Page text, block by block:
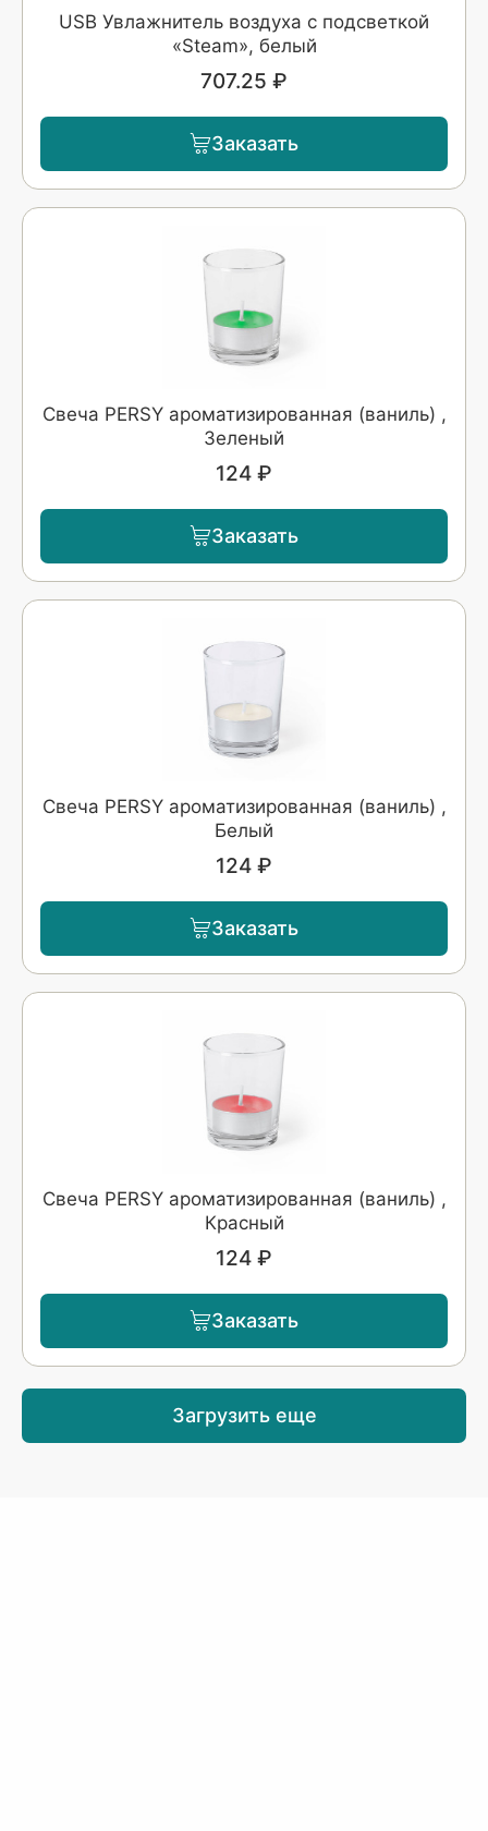
USB Увлажнитель воздуха с подсветкой
«Steam», белый
707.25 ₽
Заказать
Свеча PERSY ароматизированная (ваниль) ,
Зеленый
124 ₽
Заказать
Свеча PERSY ароматизированная (ваниль) ,
Белый
124 ₽
Заказать
Свеча PERSY ароматизированная (ваниль) ,
Красный
124 ₽
Заказать
Загрузить еще